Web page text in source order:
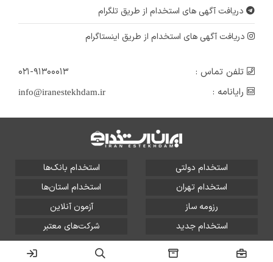
دریافت آگهی های استخدام از طریق تلگرام
دریافت آگهی های استخدام از طریق اینستاگرام
تلفن تماس :
۰۲۱-۹۱۳۰۰۰۱۳
رایانامه :
info@iranestekhdam.ir
استخدام دولتی
استخدام بانک‌ها
استخدام تهران
استخدام استان‌ها
رزومه ساز
آزمون آنلاین
استخدام جدید
شرکت‌های معتبر
تمامی حقوق این سایت برای آلتین سیستم محفوظ است و هر
گونه سوءاستفاده از آن پیگرد قانونی دارد.